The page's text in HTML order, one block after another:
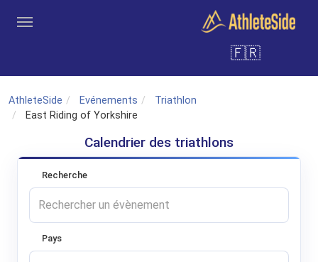
Inscription
🇫🇷
AthleteSide Evénements
Triathlon
East Riding of Yorkshire
Calendrier des triathlons
Recherche
Pays